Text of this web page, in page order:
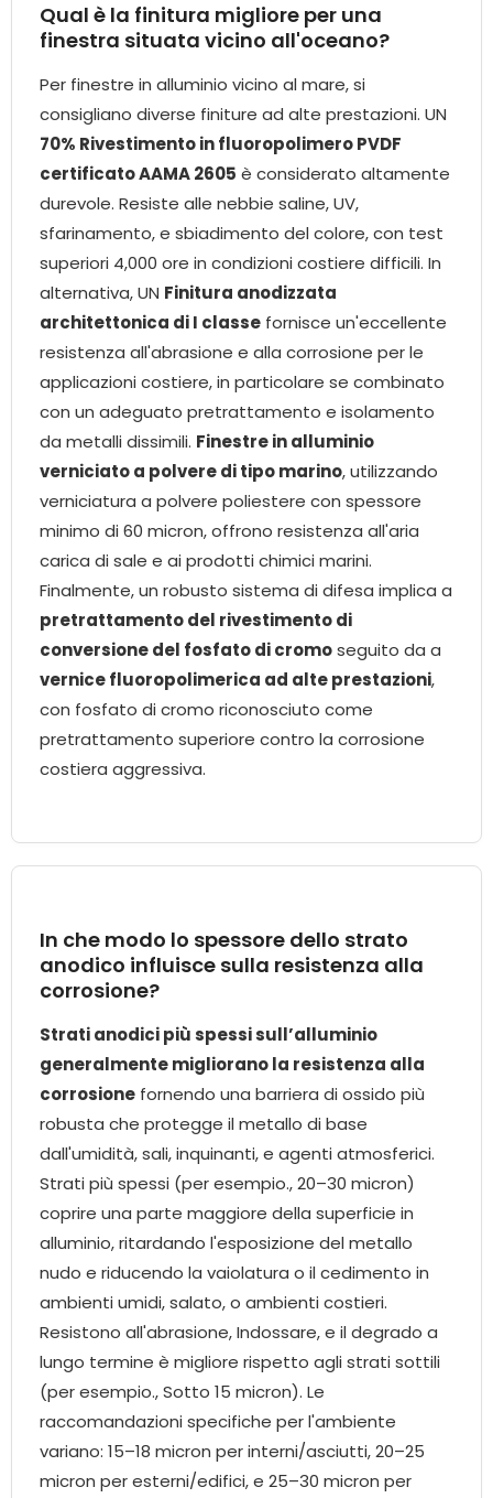
Qual è la finitura migliore per una
finestra situata vicino all'oceano?
Per finestre in alluminio vicino al mare, si
consigliano diverse finiture ad alte prestazioni. UN
70% Rivestimento in fluoropolimero PVDF
certificato AAMA 2605 è considerato altamente
durevole. Resiste alle nebbie saline, UV,
sfarinamento, e sbiadimento del colore, con test
superiori 4,000 ore in condizioni costiere difficili. In
alternativa, UN Finitura anodizzata
architettonica di I classe fornisce un'eccellente
resistenza all'abrasione e alla corrosione per le
applicazioni costiere, in particolare se combinato
con un adeguato pretrattamento e isolamento
da metalli dissimili. Finestre in alluminio
verniciato a polvere di tipo marino, utilizzando
verniciatura a polvere poliestere con spessore
minimo di 60 micron, offrono resistenza all'aria
carica di sale e ai prodotti chimici marini.
Finalmente, un robusto sistema di difesa implica a
pretrattamento del rivestimento di
conversione del fosfato di cromoseguito da a
vernice fluoropolimerica ad alte prestazioni,
con fosfato di cromo riconosciuto come
pretrattamento superiore contro la corrosione
costiera aggressiva.
In che modo lo spessore dello strato
anodico influisce sulla resistenza alla
corrosione?
Strati anodici più spessi sull’alluminio
generalmente migliorano la resistenza alla
corrosione fornendo una barriera di ossido più
robusta che protegge il metallo di base
dall'umidità, sali, inquinanti, e agenti atmosferici.
Strati più spessi (per esempio., 20–30 micron)
coprire una parte maggiore della superficie in
alluminio, ritardando l'esposizione del metallo
nudo e riducendo la vaiolatura o il cedimento in
ambienti umidi, salato, o ambienti costieri.
Resistono all'abrasione, Indossare, e il degrado a
lungo termine è migliore rispetto agli strati sottili
(per esempio., Sotto 15 micron). Le
raccomandazioni specifiche per l'ambiente
variano: 15–18 micron per interni/asciutti, 20–25
micron per esterni/edifici, e 25–30 micron per